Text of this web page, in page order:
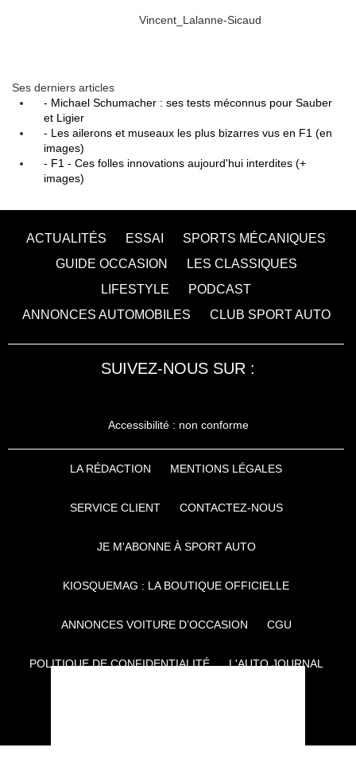
Vincent_Lalanne-Sicaud
Ses derniers articles
- Michael Schumacher : ses tests méconnus pour Sauber
et Ligier
- Les ailerons et museaux les plus bizarres vus en F1 (en
images)
- F1 - Ces folles innovations aujourd'hui interdites (+
images)
ACTUALITÉS ESSAI
SPORTS MÉCANIQUES
GUIDE OCCASION
LES CLASSIQUES
LIFESTYLE
PODCAST
ANNONCES AUTOMOBILES
CLUB SPORT AUTO
SUIVEZ-NOUS SUR :
Accessibilité : non conforme
LA RÉDACTION MENTIONS LÉGALES
SERVICE CLIENT CONTACTEZ-NOUS
JE M'ABONNE À SPORT AUTO
KIOSQUEMAG : LA BOUTIQUE OFFICIELLE
ANNONCES VOITURE D’OCCASION CGU
POLITIQUE DE CONFIDENTIALITÉ L'AUTO JOURNAL